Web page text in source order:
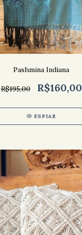
Pashmina Indiana
R$195,00 R$160,00
ESPIAR